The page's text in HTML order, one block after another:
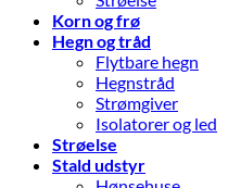
Korn og frø
Hegn og tråd
Flytbare hegn
Hegnstråd
Strømgiver
Isolatorer og led
Strøelse
Stald udstyr